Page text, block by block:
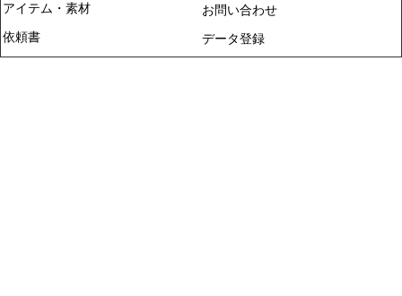
アイテム・素材
依頼書
お問い合わせ
データ登録